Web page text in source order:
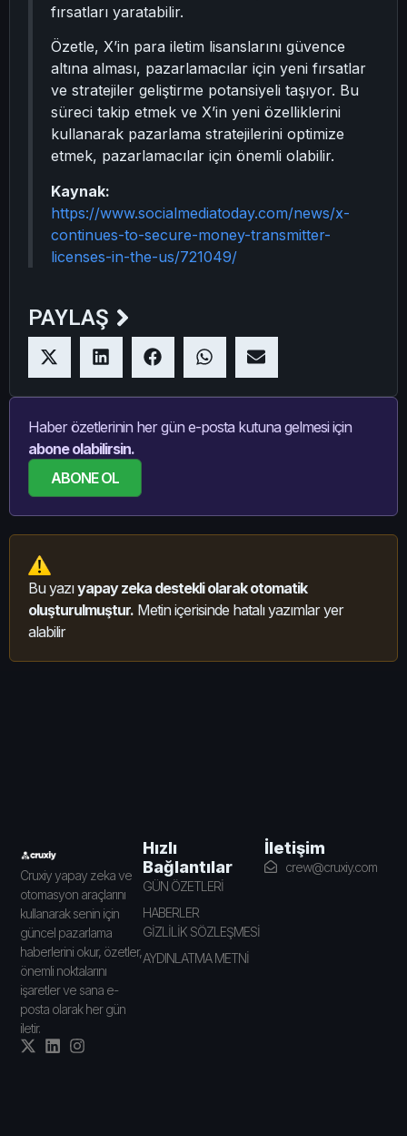
fırsatları yaratabilir.
Özetle, X’in para iletim lisanslarını güvence
altına alması, pazarlamacılar için yeni fırsatlar
ve stratejiler geliştirme potansiyeli taşıyor. Bu
süreci takip etmek ve X’in yeni özelliklerini
kullanarak pazarlama stratejilerini optimize
etmek, pazarlamacılar için önemli olabilir.
Kaynak:
https://www.socialmediatoday.com/news/x-
continues-to-secure-money-transmitter-
licenses-in-the-us/721049/
PAYLAŞ
Haber özetlerinin her gün e-posta kutuna gelmesi için
abone olabilirsin.
ABONE OL
Bu yazıyapay zeka destekli olarak otomatik
oluşturulmuştur. Metin içerisinde hatalı yazımlar yer
alabilir
Cruxiy yapay zeka ve
otomasyon araçlarını
kullanarak senin için
güncel pazarlama
haberlerini okur, özetler,
önemli noktalarını
işaretler ve sana e-
posta olarak her gün
iletir.
Hızlı
Bağlantılar
GÜN ÖZETLERİ
HABERLER
GİZLİLİK SÖZLEŞMESİ
AYDINLATMA METNİ
İletişim
crew@cruxiy.com